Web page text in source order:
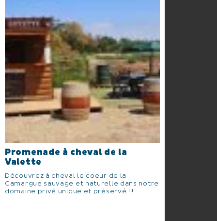
Promenade à cheval de la
Valette
Découvrez à cheval le coeur de la
Camargue sauvage et naturelle dans notre
domaine privé unique et préservé !!!